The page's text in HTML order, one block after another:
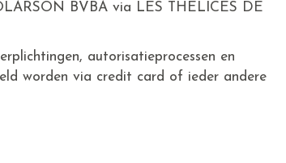
BVBA via LES THELICES DE
autorisatieprocessen en
worden via credit card of ieder andere